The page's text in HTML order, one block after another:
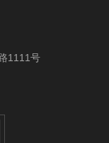
1111号